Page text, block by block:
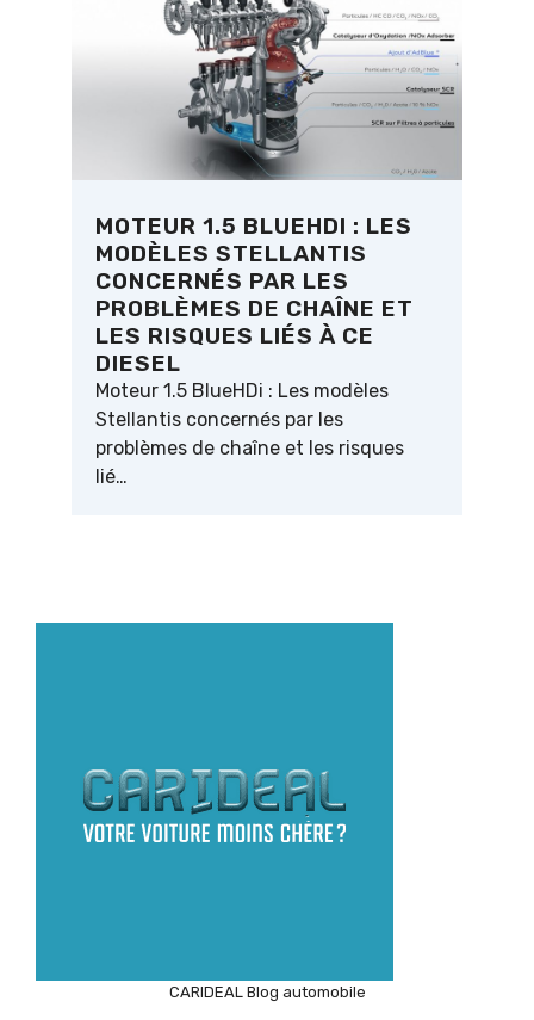
MOTEUR 1.5 BLUEHDI : LES
MODÈLES STELLANTIS
CONCERNÉS PAR LES
PROBLÈMES DE CHAÎNE ET
LES RISQUES LIÉS À CE
DIESEL
Moteur 1.5 BlueHDi : Les modèles
Stellantis concernés par les
problèmes de chaîne et les risques
lié…
CARIDEAL Blog automobile